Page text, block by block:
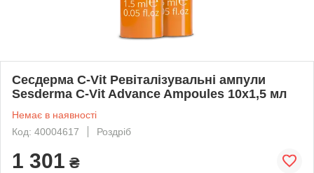
Сесдерма C-Vit Ревіталізувальні ампули
Sesderma C-Vit Advance Ampoules 10x1,5 мл
Немає в наявності
Код: 40004617
Роздріб
1 301 ₴